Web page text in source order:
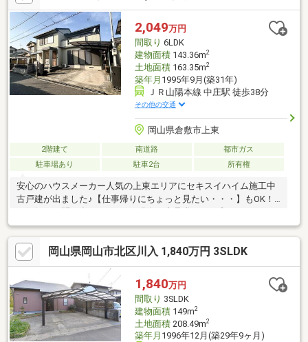
ース」【防水施工済みの屋上】見晴らし抜群。休憩スペースや、
屋外の作業場としても活用可【近隣駐車場引継ぎ可】お車での来
客や搬入に必要な駐車スペースも確保しやすい環境です
2,049万円
間取り 6LDK
建物面積143.36m2
土地面積163.35m2
築年月 1995年9月(築31年)
ＪＲ山陽本線 中庄駅 徒歩38分
その他の交通
岡山県倉敷市上東
2階建て 南道路
都市ガス
駐車場あり
駐車2台 所有権
安心のハウスメーカー人気の上東エリアにセキスイハイム施工中
古戸建が出ました♪【仕事帰りにちょっと見たい・・・】もOK！
お気軽にお問い合わせ下さい♪現在、商品券5万円プレゼントキャ
ンペーン中です。プレゼントはお引渡し後のお渡しとなります。
対象期間：2026年6月1日～2026年8月31日まで詳細はスタッフま
でお問い合わせください♪閑静な住宅街に6LDKの中古戸建が出ま
した♪大家族の方も、まったり広々とお過ごしいただけます♪
岡山県岡山市北区川入 1,840万円 3SLDK
1,840万円
間取り 3SLDK
建物面積149m2
土地面積208.49m2
築年月 1996年12月(築29年9ヶ月)